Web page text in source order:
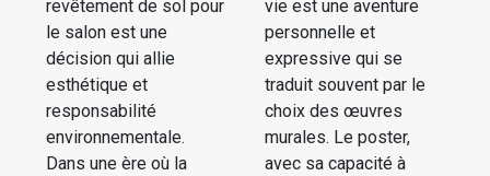
revêtement de sol pour
le salon est une
décision qui allie
esthétique et
responsabilité
environnementale.
Dans une ère où la
vie est une aventure
personnelle et
expressive qui se
traduit souvent par le
choix des œuvres
murales. Le poster,
avec sa capacité à